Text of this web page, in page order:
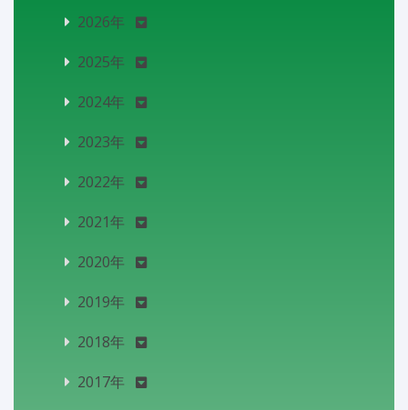
2026年
2025年
2024年
2023年
2022年
2021年
2020年
2019年
2018年
2017年